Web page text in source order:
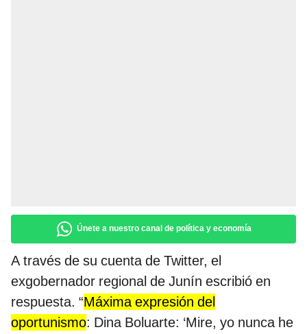
Únete a nuestro canal de política y economía
A través de su cuenta de Twitter, el
exgobernador regional de Junín escribió en
respuesta. “Máxima expresión del
oportunismo: Dina Boluarte: ‘Mire, yo nunca he